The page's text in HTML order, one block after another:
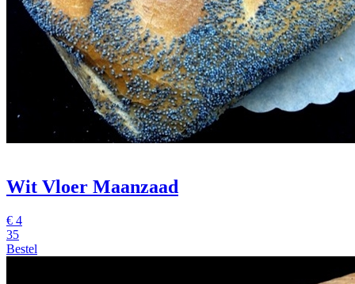
Wit Vloer Maanzaad
€ 4
35
Bestel